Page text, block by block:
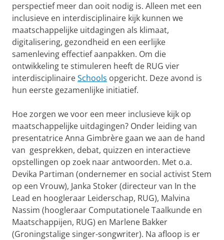
perspectief meer dan ooit nodig is. Alleen met een
inclusieve en interdisciplinaire kijk kunnen we
maatschappelijke uitdagingen als klimaat,
digitalisering, gezondheid en een eerlijke
samenleving effectief aanpakken. Om die
ontwikkeling te stimuleren heeft de RUG vier
interdisciplinaireSchools opgericht. Deze avond is
hun eerste gezamenlijke initiatief.
Hoe zorgen we voor een meer inclusieve kijk op
maatschappelijke uitdagingen? Onder leiding van
presentatrice Anna Gimbrère gaan we aan de hand
van gesprekken, debat, quizzen en interactieve
opstellingen op zoek naar antwoorden. Met o.a.
Devika Partiman (ondernemer en social activist Stem
op een Vrouw), Janka Stoker (directeur van In the
Lead en hoogleraar Leiderschap, RUG), Malvina
Nassim (hoogleraar Computationele Taalkunde en
Maatschappijen, RUG) en Marlene Bakker
(Groningstalige singer-songwriter). Na afloop is er